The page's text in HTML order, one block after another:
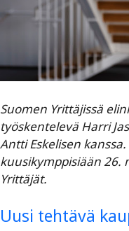
Suomen Yrittäjissä
työskentelevä Harri
Antti Eskelisen
kuusikymppisiään 26.
Yrittäjät.
Uusi tehtävä